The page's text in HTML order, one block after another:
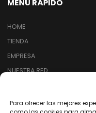
Para ofrecer las mejores
MENÚ RÁPIDO
HOME
TIENDA
EMPRESA
NUESTRA RED